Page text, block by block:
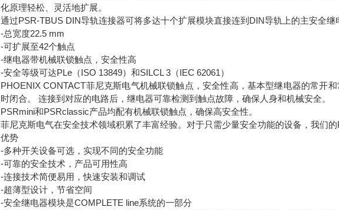
化原理轻松、灵活地扩展。
通过PSR-TBUS DIN导轨连接器可将多达十个扩展模块直接连到DIN导轨上的主安全继
-总宽度22.5 mm
-可扩展至42个触点
-继电器带机械联锁触点，安全性高
-安全等级可达PLe（ISO 13849）和SILCL 3（IEC 62061）
PHOENIX CONTACT菲尼克斯电气机械联锁触点，安全性高，基本型继电器的常开
时闭合。 连接到对应的电路后，继电器可靠检测到触点故障，确保人身和机械安全。
PSRmini和PSRclassic产品均配有机械联锁触点，确保高安全性。
菲尼克斯电气在安全技术领域积累了丰富经验。对于只需少量安全功能的设备，我们的
优势
-多种开关设备可选，实现不同的安全功能
-可靠的安全技术，产品可用性高
-连接技术简便易用，快速安装和调试
-超薄型设计，节省空间
-安全继电器模块是COMPLETE line系统的一部分